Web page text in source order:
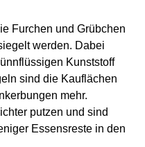
Furchen und Grübchen
werden. Dabei
Kunststoff
sind die Kauflächen
mehr.
putzen und sind
Essensreste in den